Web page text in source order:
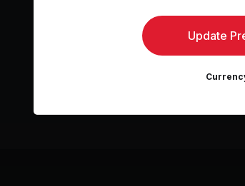
Zugang zu Kraft,
mehr in der
Update